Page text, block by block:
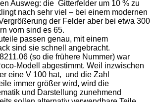
Ausweg: die Gitterfelder um 10 % zu
nach sehr viel – bei einem modernen
der Felder aber bei etwa 300
vorn sind es 65.
passen genau, mit einem
sind sie schnell angebracht.
(so die frühere Nummer) war
Modell abgestimmt. Weil inzwischen
eine V 100 hat, und die Zahl
immer größer wird, wird die
und Darstellung zunehmend